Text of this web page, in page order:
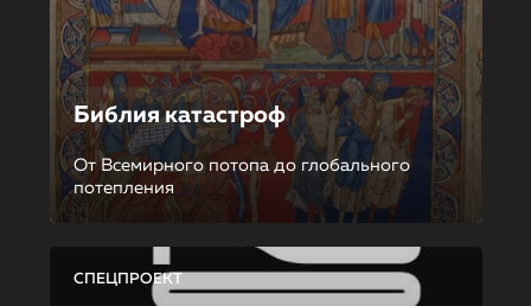
Библия катастроф
От Всемирного потопа до глобального
потепления
СПЕЦПРОЕКТ